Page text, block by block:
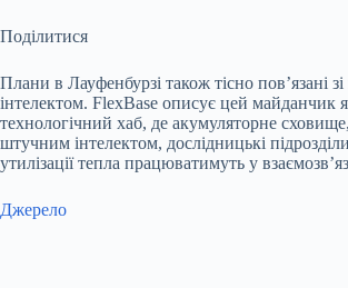
Поділитися
Плани в Лауфенбурзі також тісно пов’язані
інтелектом. FlexBase описує цей майданчик
технологічний хаб, де акумуляторне
штучним інтелектом, дослідницькі
утилізації тепла працюватимуть у
Джерело